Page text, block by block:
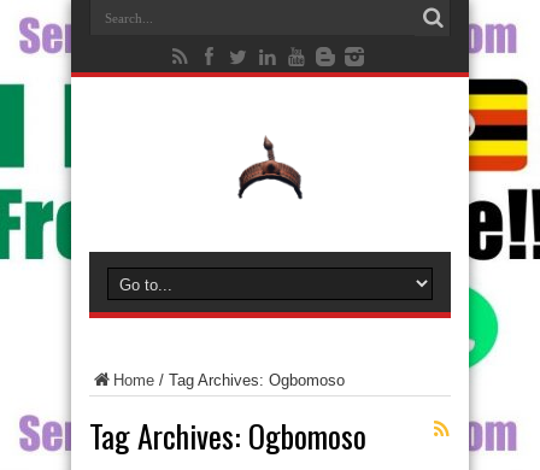
Home / Tag Archives: Ogbomoso
Tag Archives: Ogbomoso